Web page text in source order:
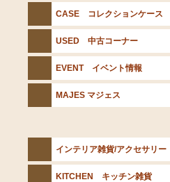
CASE コレクションケース
USED 中古コーナー
EVENT イベント情報
MAJES マジェス
インテリア雑貨/アクセサリー
KITCHEN キッチン雑貨